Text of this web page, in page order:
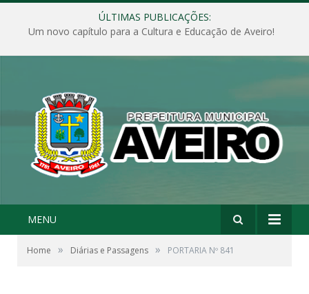
ÚLTIMAS PUBLICAÇÕES:
Um novo capítulo para a Cultura e Educação de Aveiro!
MENU
Home » Diárias e Passagens » PORTARIA Nº 841